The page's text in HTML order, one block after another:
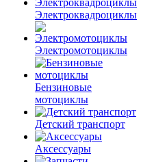
Электроквадроциклы
Электромотоциклы
Бензиновые
мотоциклы
Детский транспорт
Аксессуары